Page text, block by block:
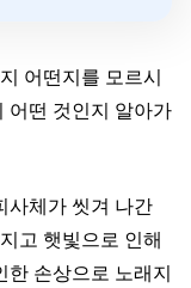
어떤지를 모르시
어떤 것인지 알아가
사체가 씻겨 나간
고 햇빛으로 인해
한 손상으로 노래지